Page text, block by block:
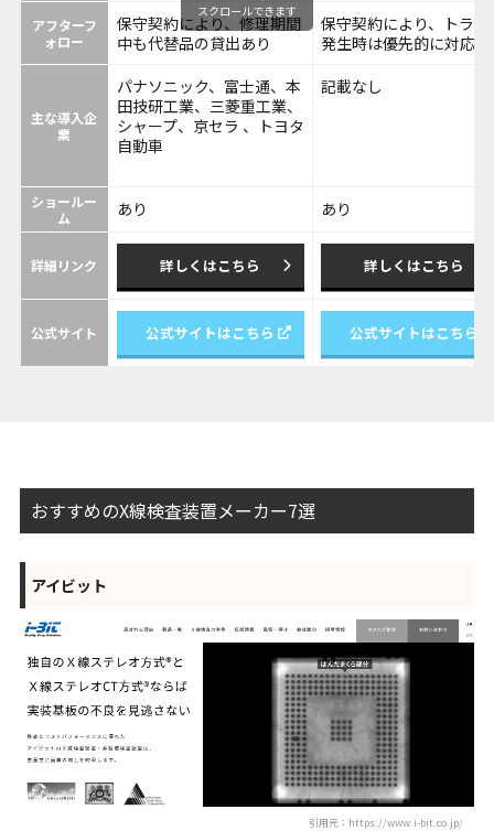
アフターフ
ォロー
保守契約により、修理期間
中も代替品の貸出あり
保守契約により、トラブ
発生時は優先的に対応
主な導入企
業
パナソニック、富士通、本
田技研工業、三菱重工業、
シャープ、京セラ 、トヨタ
自動車
記載なし
ショールー
ム
あり あり
詳細リンク 詳しくはこちら 詳しくはこちら
公式サイト 公式サイトはこちら 公式サイトはこちら
スクロールできます
おすすめのX線検査装置メーカー7選
アイビット
引用元：https://www.i-bit.co.jp/